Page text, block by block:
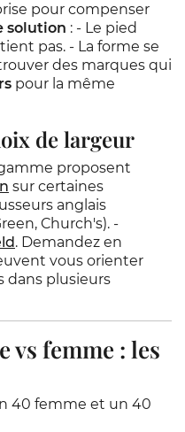
pour compenser
solution : - Le pied
pas. - La forme se
des marques qui
pour la même
de largeur
proposent
sur certaines
anglais
Church's). -
. Demandez en
vous orienter
dans plusieurs
vs femme : les
40 femme et un 40